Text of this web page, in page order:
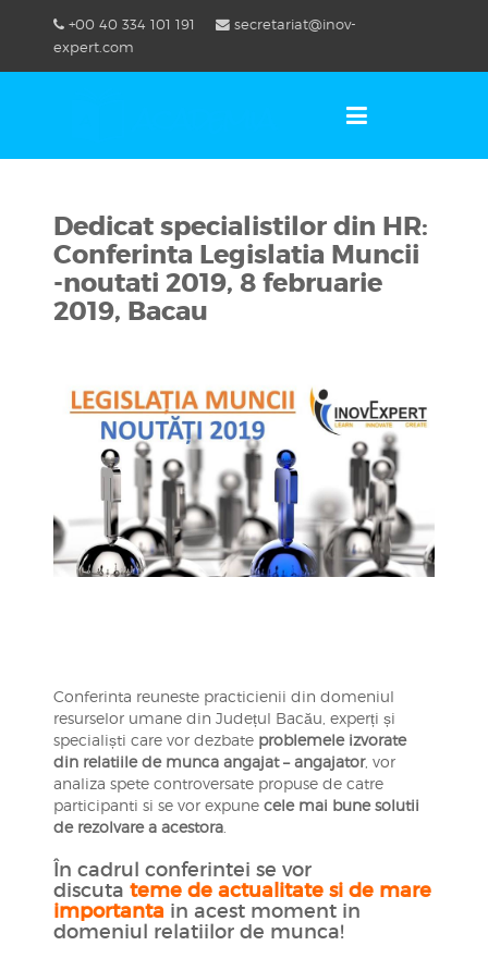
content
+00 40 334 101 191
secretariat@inov-
expert.com
Dedicat specialistilor din HR:
Conferinta Legislatia Muncii
-noutati 2019, 8 februarie
2019, Bacau
Conferinta reuneste practicienii din domeniul
resurselor umane din Județul Bacău, experți și
specialiști care vor dezbate problemele izvorate
din relatiile de munca angajat – angajator, vor
analiza spete controversate propuse de catre
participanti si se vor expune cele mai bune solutii
de rezolvare a acestora.
În cadrul conferintei se vor
discuta teme de actualitate si de mare
importanta in acest moment in
domeniul relatiilor de munca!